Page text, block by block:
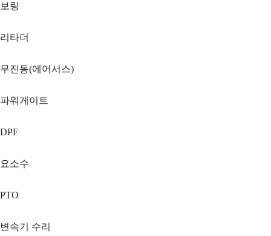
보링
리타더
무진동(에어서스)
파워게이트
DPF
요소수
PTO
변속기 수리